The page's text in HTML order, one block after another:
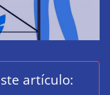
artículo: